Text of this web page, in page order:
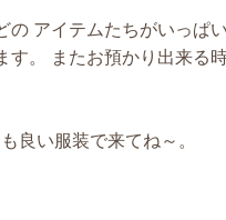
アイテムたちがいっぱ
す。 またお預かり出来る
い服装で来てね～。